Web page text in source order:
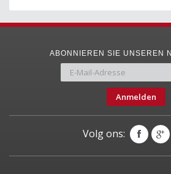
ABONNIEREN SIE UNSEREN
Anmelden
Volg ons: